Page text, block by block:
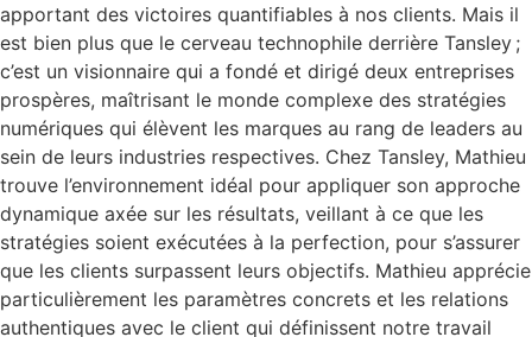
apportant des victoires quantifiables à nos clients. Mais il
est bien plus que le cerveau technophile derrière Tansley ;
c’est un visionnaire qui a fondé et dirigé deux entreprises
prospères, maîtrisant le monde complexe des stratégies
numériques qui élèvent les marques au rang de leaders au
sein de leurs industries respectives. Chez Tansley, Mathieu
trouve l’environnement idéal pour appliquer son approche
dynamique axée sur les résultats, veillant à ce que les
stratégies soient exécutées à la perfection, pour s’assurer
que les clients surpassent leurs objectifs. Mathieu apprécie
particulièrement les paramètres concrets et les relations
authentiques avec le client qui définissent notre travail